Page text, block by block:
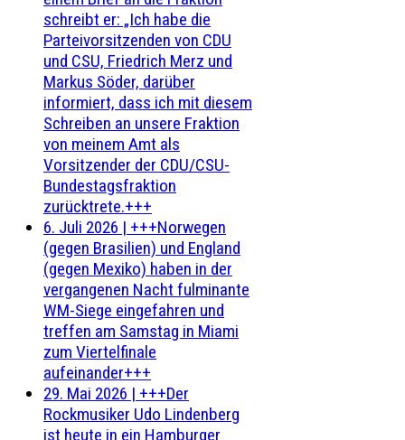
schreibt er: „Ich habe die
Parteivorsitzenden von CDU
und CSU, Friedrich Merz und
Markus Söder, darüber
informiert, dass ich mit diesem
Schreiben an unsere Fraktion
von meinem Amt als
Vorsitzender der CDU/CSU-
Bundestagsfraktion
zurücktrete.+++
6. Juli 2026 | +++Norwegen
(gegen Brasilien) und England
(gegen Mexiko) haben in der
vergangenen Nacht fulminante
WM-Siege eingefahren und
treffen am Samstag in Miami
zum Viertelfinale
aufeinander+++
29. Mai 2026 | +++Der
Rockmusiker Udo Lindenberg
ist heute in ein Hamburger